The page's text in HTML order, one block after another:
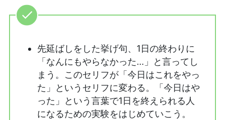
先延ばしをした挙げ句、1日の終わりに
「なんにもやらなかった…」と言ってし
まう。このセリフが「今日はこれをやっ
た」というセリフに変わる。「今日はや
った」という言葉で1日を終えられる人
になるための実験をはじめていこう。